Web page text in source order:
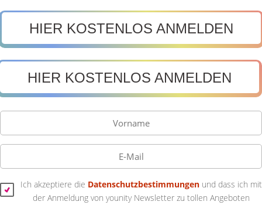
HIER KOSTENLOS ANMELDEN
HIER KOSTENLOS ANMELDEN
Ich akzeptiere die Datenschutzbestimmungenund dass ich mit
der Anmeldung von younity Newsletter zu tollen Angeboten